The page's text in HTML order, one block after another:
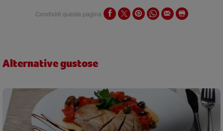
Condividi questa pagina
Alternative gustose